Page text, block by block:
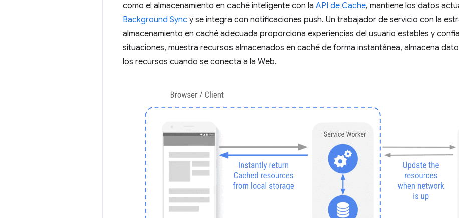
como el almacenamiento en caché inteligente con la API de Cache, mantiene los datos
Background Sync y se integra con notificaciones push. Un trabajador de servicio con la
almacenamiento en caché adecuada proporciona experiencias del usuario estables y
situaciones, muestra recursos almacenados en caché de forma instantánea, almacena
los recursos cuando se conecta a la Web.